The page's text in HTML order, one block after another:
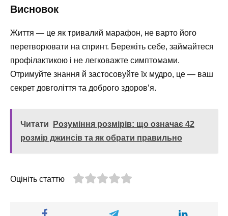
Висновок
Життя — це як тривалий марафон, не варто його
перетворювати на спринт. Бережіть себе, займайтеся
профілактикою і не легковажте симптомами.
Отримуйте знання й застосовуйте їх мудро, це — ваш
секрет довголіття та доброго здоров’я.
Читати
Розуміння розмірів: що означає 42
розмір джинсів та як обрати правильно
Оцініть статтю